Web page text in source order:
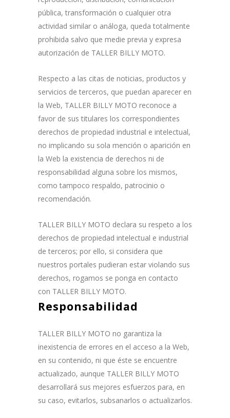
pública, transformación o cualquier otra
actividad similar o análoga, queda totalmente
prohibida salvo que medie previa y expresa
autorización de TALLER BILLY MOTO.
Respecto a las citas de noticias, productos y
servicios de terceros, que puedan aparecer en
la Web, TALLER BILLY MOTO reconoce a
favor de sus titulares los correspondientes
derechos de propiedad industrial e intelectual,
no implicando su sola mención o aparición en
la Web la existencia de derechos ni de
responsabilidad alguna sobre los mismos,
como tampoco respaldo, patrocinio o
recomendación.
TALLER BILLY MOTO declara su respeto a los
derechos de propiedad intelectual e industrial
de terceros; por ello, si considera que
nuestros portales pudieran estar violando sus
derechos, rogamos se ponga en contacto
con TALLER BILLY MOTO.
Responsabilidad
TALLER BILLY MOTO no garantiza la
inexistencia de errores en el acceso a la Web,
en su contenido, ni que éste se encuentre
actualizado, aunque TALLER BILLY MOTO
desarrollará sus mejores esfuerzos para, en
su caso, evitarlos, subsanarlos o actualizarlos.